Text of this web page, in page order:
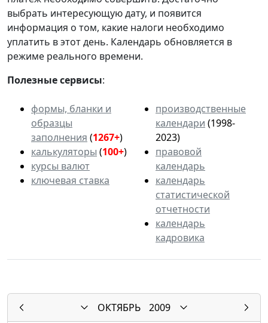
выбрать интересующую дату, и появится
информация о том, какие налоги необходимо
уплатить в этот день. Календарь обновляется в
режиме реального времени.
Полезные сервисы:
формы, бланки и
образцы
заполнения (1267+)
калькуляторы (100+)
курсы валют
ключевая ставка
производственные
календари (1998-
2023)
правовой
календарь
календарь
статистической
отчетности
календарь
кадровика
ОКТЯБРЬ
2009